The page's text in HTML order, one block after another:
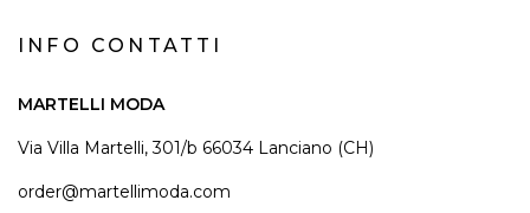
INFO CONTATTI
MARTELLI MODA
Via Villa Martelli, 301/b 66034 Lanciano (CH)
order@martellimoda.com